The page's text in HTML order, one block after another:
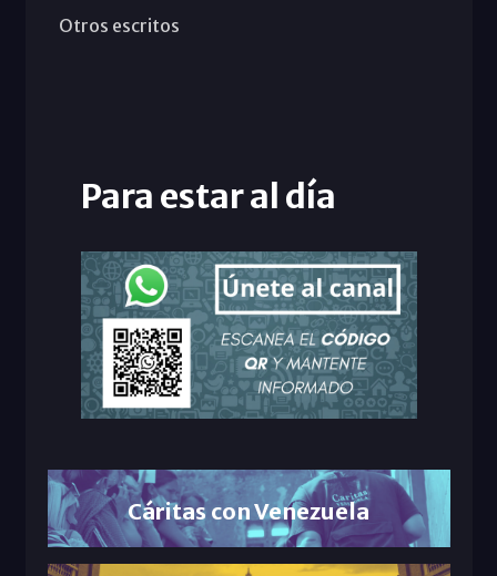
Otros escritos
Para estar al día
Cáritas con Venezuela